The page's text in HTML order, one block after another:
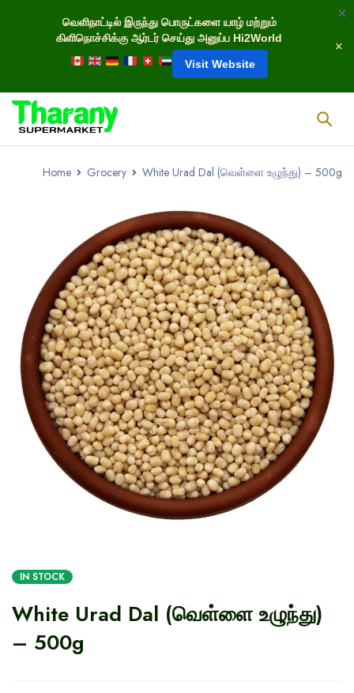
வெளிநாட்டில் இருந்து பொருட்களை யாழ் மற்றும்
கிளிநொச்சிக்கு ஆர்டர் செய்து அனுப்ப Hi2World
Visit Website
Home Grocery White Urad Dal (வெள்ளை உழுந்து) – 500g
IN STOCK
White Urad Dal (வெள்ளை உழுந்து)
– 500g